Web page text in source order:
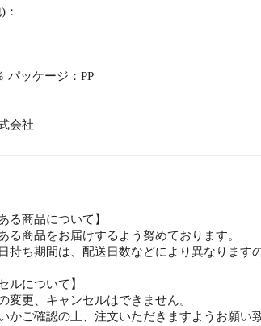
パッケージ：PP
会社
る商品について】
る商品をお届けするよう努めております。
持ち期間は、配送日数などにより異なります
ルについて】
変更、キャンセルはできません。
かご確認の上、注文いただきますようお願い